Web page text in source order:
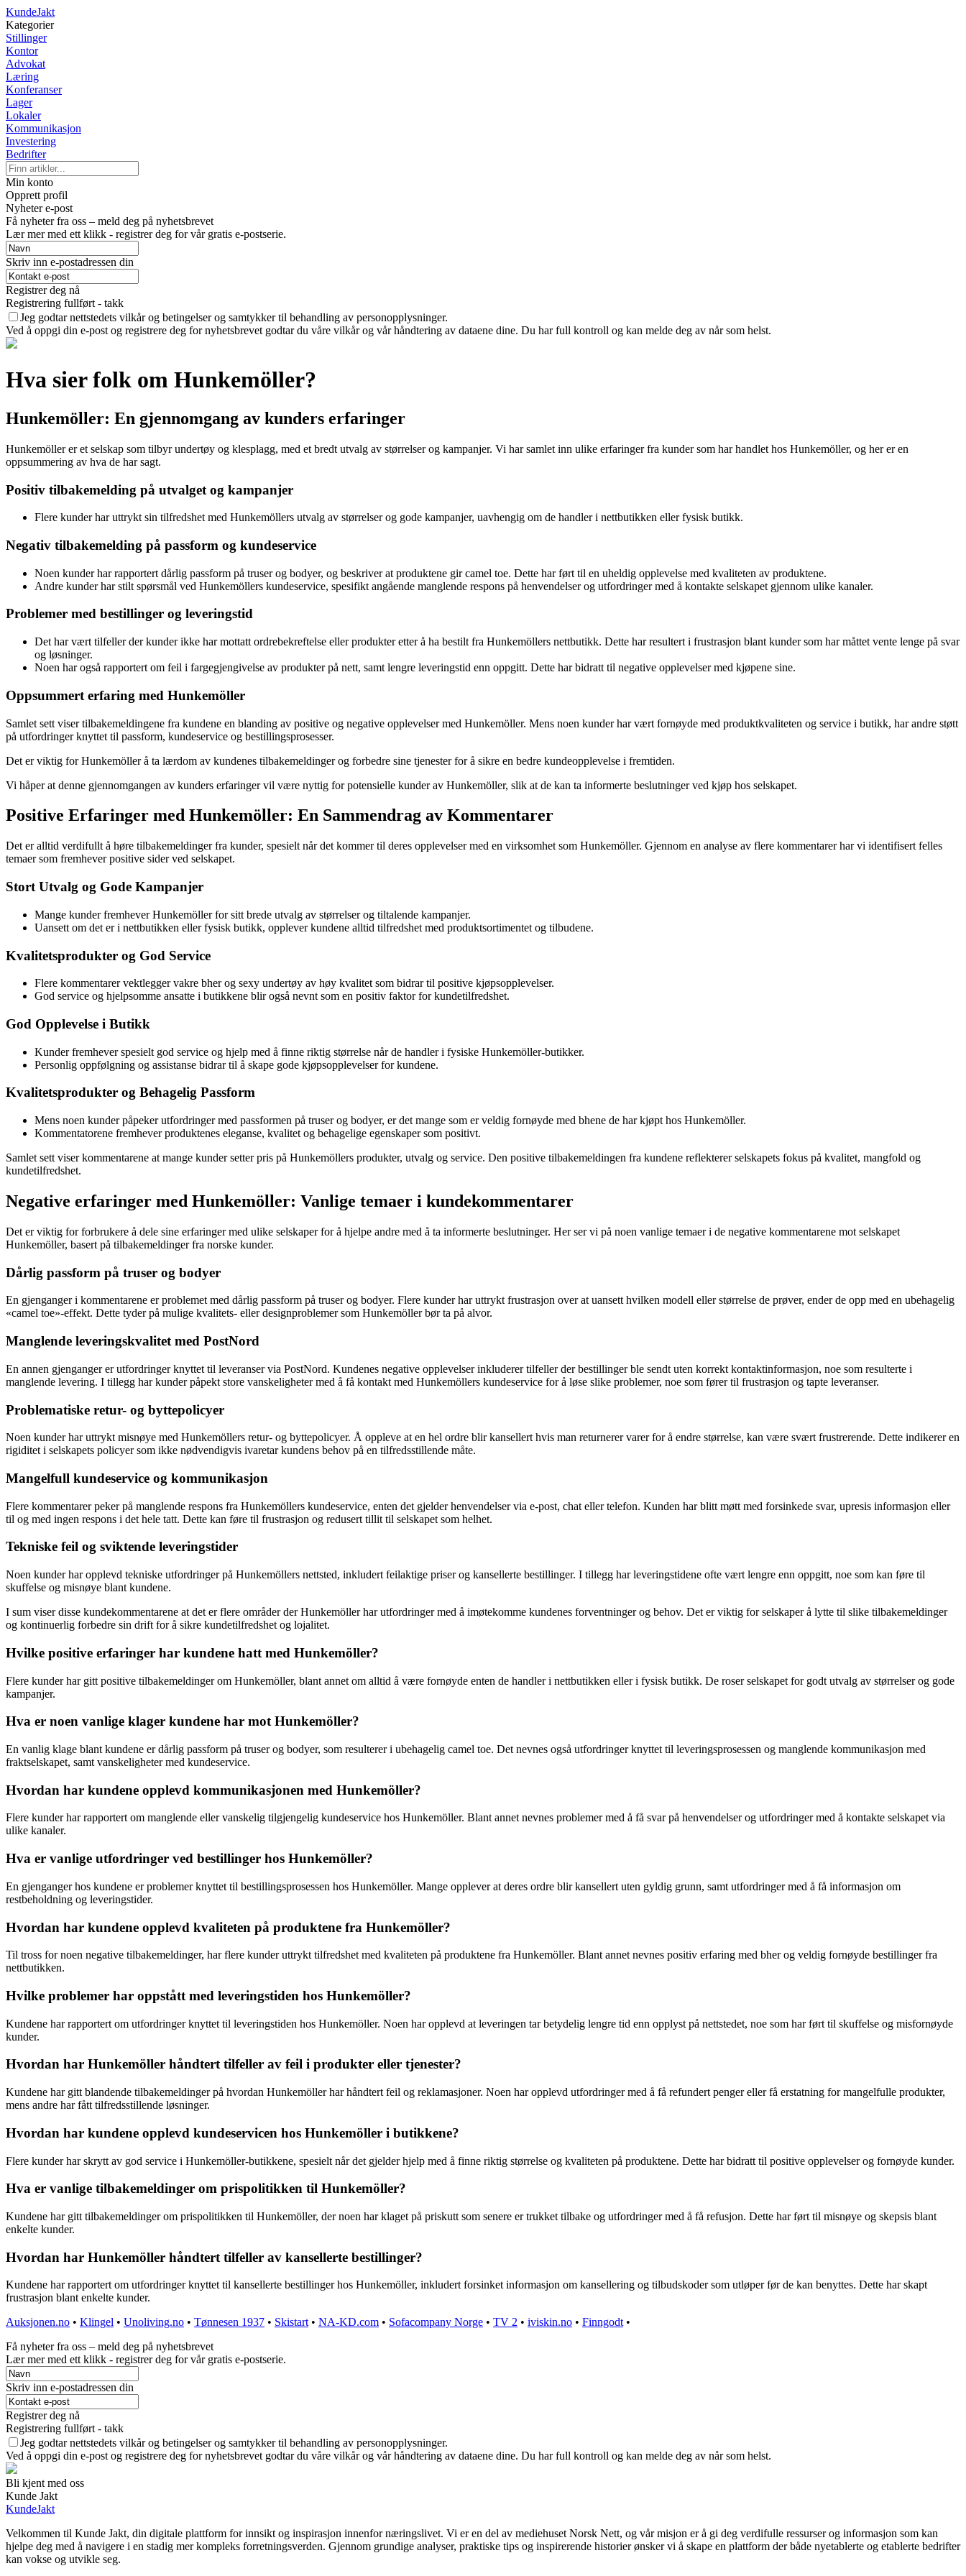
KundeJakt
Kategorier
Stillinger
Kontor
Advokat
Læring
Konferanser
Lager
Lokaler
Kommunikasjon
Investering
Bedrifter
Min konto
Opprett profil
Nyheter e-post
Få nyheter fra oss – meld deg på nyhetsbrevet
Lær mer med ett klikk - registrer deg for vår gratis e-postserie.
Skriv inn e-postadressen din
Registrer deg nå
Registrering fullført - takk
Jeg godtar nettstedets vilkår og betingelser og samtykker til behandling av personopplysninger.
Ved å oppgi din e-post og registrere deg for nyhetsbrevet godtar du våre vilkår og vår håndtering av dataene dine. Du har full kontroll og kan melde deg av når som helst.
Hva sier folk om Hunkemöller?
Hunkemöller: En gjennomgang av kunders erfaringer
Hunkemöller er et selskap som tilbyr undertøy og klesplagg, med et bredt utvalg av størrelser og kampanjer. Vi har samlet inn ulike erfaringer fra kunder som har handlet hos Hunkemöller, og her er en
oppsummering av hva de har sagt.
Positiv tilbakemelding på utvalget og kampanjer
Flere kunder har uttrykt sin tilfredshet med Hunkemöllers utvalg av størrelser og gode kampanjer, uavhengig om de handler i nettbutikken eller fysisk butikk.
Negativ tilbakemelding på passform og kundeservice
Noen kunder har rapportert dårlig passform på truser og bodyer, og beskriver at produktene gir camel toe. Dette har ført til en uheldig opplevelse med kvaliteten av produktene.
Andre kunder har stilt spørsmål ved Hunkemöllers kundeservice, spesifikt angående manglende respons på henvendelser og utfordringer med å kontakte selskapet gjennom ulike kanaler.
Problemer med bestillinger og leveringstid
Det har vært tilfeller der kunder ikke har mottatt ordrebekreftelse eller produkter etter å ha bestilt fra Hunkemöllers nettbutikk. Dette har resultert i frustrasjon blant kunder som har måttet vente lenge på svar
og løsninger.
Noen har også rapportert om feil i fargegjengivelse av produkter på nett, samt lengre leveringstid enn oppgitt. Dette har bidratt til negative opplevelser med kjøpene sine.
Oppsummert erfaring med Hunkemöller
Samlet sett viser tilbakemeldingene fra kundene en blanding av positive og negative opplevelser med Hunkemöller. Mens noen kunder har vært fornøyde med produktkvaliteten og service i butikk, har andre støtt
på utfordringer knyttet til passform, kundeservice og bestillingsprosesser.
Det er viktig for Hunkemöller å ta lærdom av kundenes tilbakemeldinger og forbedre sine tjenester for å sikre en bedre kundeopplevelse i fremtiden.
Vi håper at denne gjennomgangen av kunders erfaringer vil være nyttig for potensielle kunder av Hunkemöller, slik at de kan ta informerte beslutninger ved kjøp hos selskapet.
Positive Erfaringer med Hunkemöller: En Sammendrag av Kommentarer
Det er alltid verdifullt å høre tilbakemeldinger fra kunder, spesielt når det kommer til deres opplevelser med en virksomhet som Hunkemöller. Gjennom en analyse av flere kommentarer har vi identifisert felles
temaer som fremhever positive sider ved selskapet.
Stort Utvalg og Gode Kampanjer
Mange kunder fremhever Hunkemöller for sitt brede utvalg av størrelser og tiltalende kampanjer.
Uansett om det er i nettbutikken eller fysisk butikk, opplever kundene alltid tilfredshet med produktsortimentet og tilbudene.
Kvalitetsprodukter og God Service
Flere kommentarer vektlegger vakre bher og sexy undertøy av høy kvalitet som bidrar til positive kjøpsopplevelser.
God service og hjelpsomme ansatte i butikkene blir også nevnt som en positiv faktor for kundetilfredshet.
God Opplevelse i Butikk
Kunder fremhever spesielt god service og hjelp med å finne riktig størrelse når de handler i fysiske Hunkemöller-butikker.
Personlig oppfølgning og assistanse bidrar til å skape gode kjøpsopplevelser for kundene.
Kvalitetsprodukter og Behagelig Passform
Mens noen kunder påpeker utfordringer med passformen på truser og bodyer, er det mange som er veldig fornøyde med bhene de har kjøpt hos Hunkemöller.
Kommentatorene fremhever produktenes eleganse, kvalitet og behagelige egenskaper som positivt.
Samlet sett viser kommentarene at mange kunder setter pris på Hunkemöllers produkter, utvalg og service. Den positive tilbakemeldingen fra kundene reflekterer selskapets fokus på kvalitet, mangfold og
kundetilfredshet.
Negative erfaringer med Hunkemöller: Vanlige temaer i kundekommentarer
Det er viktig for forbrukere å dele sine erfaringer med ulike selskaper for å hjelpe andre med å ta informerte beslutninger. Her ser vi på noen vanlige temaer i de negative kommentarene mot selskapet
Hunkemöller, basert på tilbakemeldinger fra norske kunder.
Dårlig passform på truser og bodyer
En gjenganger i kommentarene er problemet med dårlig passform på truser og bodyer. Flere kunder har uttrykt frustrasjon over at uansett hvilken modell eller størrelse de prøver, ender de opp med en ubehagelig
«camel toe»-effekt. Dette tyder på mulige kvalitets- eller designproblemer som Hunkemöller bør ta på alvor.
Manglende leveringskvalitet med PostNord
En annen gjenganger er utfordringer knyttet til leveranser via PostNord. Kundenes negative opplevelser inkluderer tilfeller der bestillinger ble sendt uten korrekt kontaktinformasjon, noe som resulterte i
manglende levering. I tillegg har kunder påpekt store vanskeligheter med å få kontakt med Hunkemöllers kundeservice for å løse slike problemer, noe som fører til frustrasjon og tapte leveranser.
Problematiske retur- og byttepolicyer
Noen kunder har uttrykt misnøye med Hunkemöllers retur- og byttepolicyer. Å oppleve at en hel ordre blir kansellert hvis man returnerer varer for å endre størrelse, kan være svært frustrerende. Dette indikerer en
rigiditet i selskapets policyer som ikke nødvendigvis ivaretar kundens behov på en tilfredsstillende måte.
Mangelfull kundeservice og kommunikasjon
Flere kommentarer peker på manglende respons fra Hunkemöllers kundeservice, enten det gjelder henvendelser via e-post, chat eller telefon. Kunden har blitt møtt med forsinkede svar, upresis informasjon eller
til og med ingen respons i det hele tatt. Dette kan føre til frustrasjon og redusert tillit til selskapet som helhet.
Tekniske feil og sviktende leveringstider
Noen kunder har opplevd tekniske utfordringer på Hunkemöllers nettsted, inkludert feilaktige priser og kansellerte bestillinger. I tillegg har leveringstidene ofte vært lengre enn oppgitt, noe som kan føre til
skuffelse og misnøye blant kundene.
I sum viser disse kundekommentarene at det er flere områder der Hunkemöller har utfordringer med å imøtekomme kundenes forventninger og behov. Det er viktig for selskaper å lytte til slike tilbakemeldinger
og kontinuerlig forbedre sin drift for å sikre kundetilfredshet og lojalitet.
Hvilke positive erfaringer har kundene hatt med Hunkemöller?
Flere kunder har gitt positive tilbakemeldinger om Hunkemöller, blant annet om alltid å være fornøyde enten de handler i nettbutikken eller i fysisk butikk. De roser selskapet for godt utvalg av størrelser og gode
kampanjer.
Hva er noen vanlige klager kundene har mot Hunkemöller?
En vanlig klage blant kundene er dårlig passform på truser og bodyer, som resulterer i ubehagelig camel toe. Det nevnes også utfordringer knyttet til leveringsprosessen og manglende kommunikasjon med
fraktselskapet, samt vanskeligheter med kundeservice.
Hvordan har kundene opplevd kommunikasjonen med Hunkemöller?
Flere kunder har rapportert om manglende eller vanskelig tilgjengelig kundeservice hos Hunkemöller. Blant annet nevnes problemer med å få svar på henvendelser og utfordringer med å kontakte selskapet via
ulike kanaler.
Hva er vanlige utfordringer ved bestillinger hos Hunkemöller?
En gjenganger hos kundene er problemer knyttet til bestillingsprosessen hos Hunkemöller. Mange opplever at deres ordre blir kansellert uten gyldig grunn, samt utfordringer med å få informasjon om
restbeholdning og leveringstider.
Hvordan har kundene opplevd kvaliteten på produktene fra Hunkemöller?
Til tross for noen negative tilbakemeldinger, har flere kunder uttrykt tilfredshet med kvaliteten på produktene fra Hunkemöller. Blant annet nevnes positiv erfaring med bher og veldig fornøyde bestillinger fra
nettbutikken.
Hvilke problemer har oppstått med leveringstiden hos Hunkemöller?
Kundene har rapportert om utfordringer knyttet til leveringstiden hos Hunkemöller. Noen har opplevd at leveringen tar betydelig lengre tid enn opplyst på nettstedet, noe som har ført til skuffelse og misfornøyde
kunder.
Hvordan har Hunkemöller håndtert tilfeller av feil i produkter eller tjenester?
Kundene har gitt blandende tilbakemeldinger på hvordan Hunkemöller har håndtert feil og reklamasjoner. Noen har opplevd utfordringer med å få refundert penger eller få erstatning for mangelfulle produkter,
mens andre har fått tilfredsstillende løsninger.
Hvordan har kundene opplevd kundeservicen hos Hunkemöller i butikkene?
Flere kunder har skrytt av god service i Hunkemöller-butikkene, spesielt når det gjelder hjelp med å finne riktig størrelse og kvaliteten på produktene. Dette har bidratt til positive opplevelser og fornøyde kunder.
Hva er vanlige tilbakemeldinger om prispolitikken til Hunkemöller?
Kundene har gitt tilbakemeldinger om prispolitikken til Hunkemöller, der noen har klaget på priskutt som senere er trukket tilbake og utfordringer med å få refusjon. Dette har ført til misnøye og skepsis blant
enkelte kunder.
Hvordan har Hunkemöller håndtert tilfeller av kansellerte bestillinger?
Kundene har rapportert om utfordringer knyttet til kansellerte bestillinger hos Hunkemöller, inkludert forsinket informasjon om kansellering og tilbudskoder som utløper før de kan benyttes. Dette har skapt
frustrasjon blant enkelte kunder.
Auksjonen.no • Klingel • Unoliving.no • Tønnesen 1937 • Skistart• NA-KD.com • Sofacompany Norge • TV 2 • iviskin.no • Finngodt•
Få nyheter fra oss – meld deg på nyhetsbrevet
Lær mer med ett klikk - registrer deg for vår gratis e-postserie.
Skriv inn e-postadressen din
Registrer deg nå
Registrering fullført - takk
Jeg godtar nettstedets vilkår og betingelser og samtykker til behandling av personopplysninger.
Ved å oppgi din e-post og registrere deg for nyhetsbrevet godtar du våre vilkår og vår håndtering av dataene dine. Du har full kontroll og kan melde deg av når som helst.
Bli kjent med oss
Kunde Jakt
KundeJakt
Velkommen til Kunde Jakt, din digitale plattform for innsikt og inspirasjon innenfor næringslivet. Vi er en del av mediehuset Norsk Nett, og vår misjon er å gi deg verdifulle ressurser og informasjon som kan
hjelpe deg med å navigere i en stadig mer kompleks forretningsverden. Gjennom grundige analyser, praktiske tips og inspirerende historier ønsker vi å skape en plattform der både nyetablerte og etablerte bedrifter
kan vokse og utvikle seg.